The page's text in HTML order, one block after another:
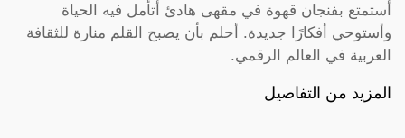
أستمتع بفنجان قهوة في مقهى هادئ أتأمل فيه الحياة
وأستوحي أفكارًا جديدة. أحلم بأن يصبح القلم منارة للثقافة
العربية في العالم الرقمي.
المزيد من التفاصيل